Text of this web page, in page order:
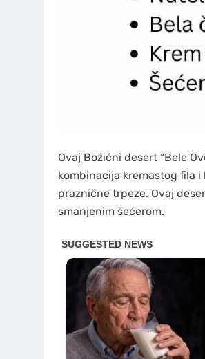
Ovaj Božićni desert “Bele
kombinacija kremastog fila
praznične trpeze. Ovaj
smanjenim šećerom.